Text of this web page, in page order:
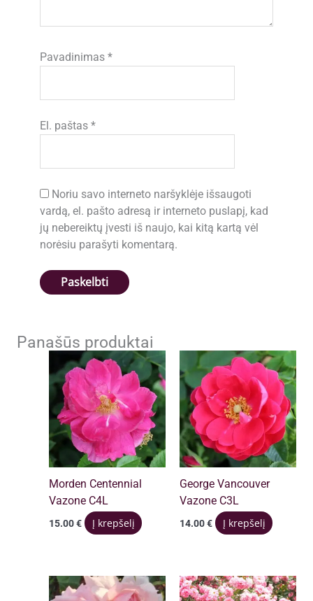
Pavadinimas*
El. paštas*
Noriu savo interneto naršyklėje išsaugoti
vardą, el. pašto adresą ir interneto puslapį, kad
jų nebereiktų įvesti iš naujo, kai kitą kartą vėl
norėsiu parašyti komentarą.
Panašūs produktai
Morden Centennial
Vazone C4L
15.00€ Į krepšelį
George Vancouver
Vazone C3L
14.00€ Į krepšelį